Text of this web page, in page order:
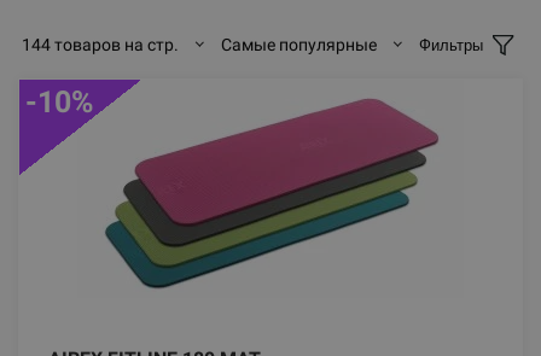
144 товаров на стр. Самые популярные Фильтры
-10%